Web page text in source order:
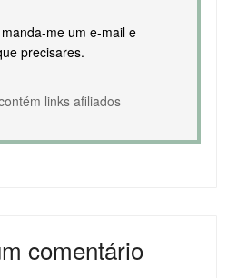
me um e-mail e
precisares.
links afiliados
comentário